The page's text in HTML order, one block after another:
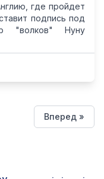
где пройдет
подпись под
"волков" Нуну
Вперед »